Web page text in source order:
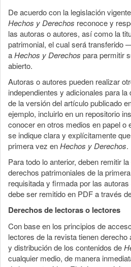
De acuerdo con la legislación
Hechos y Derechos reconoce y
las autoras o autores, así como la
patrimonial, el cual será
aHechos y Derechos para permitir
abierto.
Autoras o autores pueden realizar
independientes y adicionales para
de la versión del artículo publicado
ejemplo, incluirlo en un repositorio
conocer en otros medios en papel o
se indique clara y explícitamente
primera vez enHechos y Derechos.
Para todo lo anterior, deben remitir
derechos patrimoniales de la
requisitada y firmada por las
debe ser remitido en PDF a través
Derechos de lectoras o lectores
Con base en los principios de
lectores de la revista tienen
y distribución de los contenidos de
cualquier medio, de manera